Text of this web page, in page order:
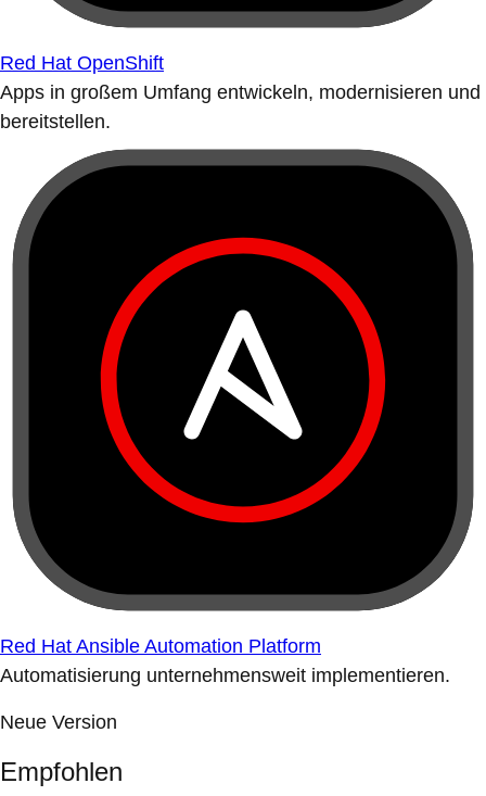
Red Hat OpenShift
Apps in großem Umfang entwickeln, modernisieren und
bereitstellen.
Red Hat Ansible Automation Platform
Automatisierung unternehmensweit implementieren.
Neue Version
Empfohlen